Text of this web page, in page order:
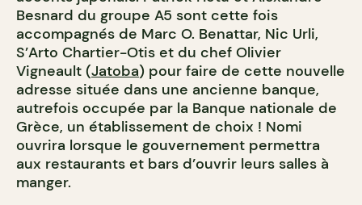
Besnard du groupe A5 sont cette fois
accompagnés de Marc O. Benattar, Nic Urli,
S’Arto Chartier-Otis et du chef Olivier
Vigneault (Jatoba) pour faire de cette nouvelle
adresse située dans une ancienne banque,
autrefois occupée par la Banque nationale de
Grèce, un établissement de choix ! Nomi
ouvrira lorsque le gouvernement permettra
aux restaurants et bars d’ouvrir leurs salles à
manger.